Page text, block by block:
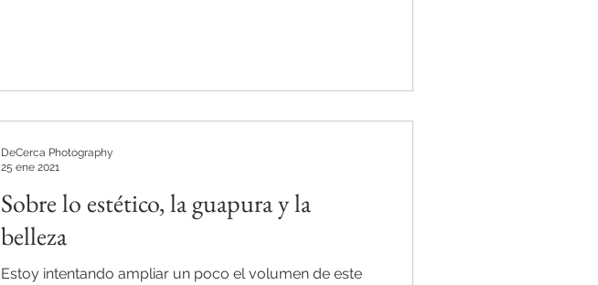
Sobre lo estético, la guapura y la
belleza
Estoy intentando ampliar un poco el volumen de este
DeCerca Photography
25 ene 2021